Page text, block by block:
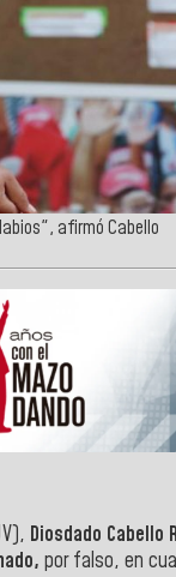
afirmó Cabello
Diosdado Cabello
por falso, en